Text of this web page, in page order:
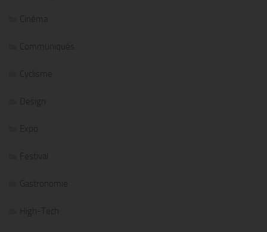
Cinéma
Communiqués
Cyclisme
Design
Expo
Festival
Gastronomie
High-Tech